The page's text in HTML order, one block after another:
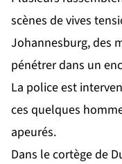
scènes de vives
Johannesburg, des
pénétrer dans un
La police est
ces quelques
apeurés.
Dans le cortège de